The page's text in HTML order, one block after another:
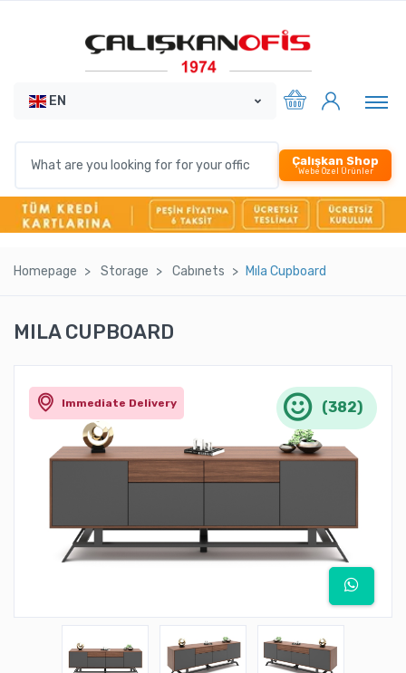
EN
Çalışkan Shop
Webe Özel Ürünler
Homepage Storage Cabınets Mıla Cupboard
MILA CUPBOARD
Immediate Delivery (382)